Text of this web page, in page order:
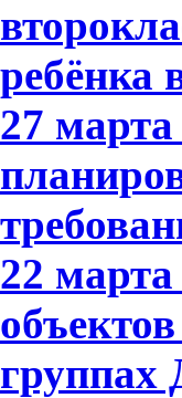
ребёнка
27
22
группах